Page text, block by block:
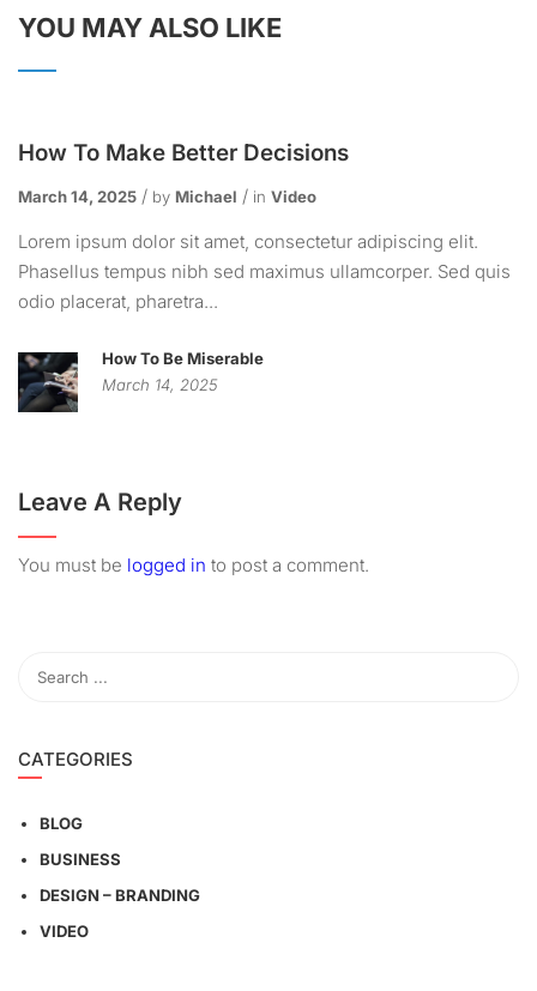
YOU MAY ALSO LIKE
How To Make Better Decisions
March 14, 2025 by Michael in Video
Lorem ipsum dolor sit amet, consectetur adipiscing elit.
Phasellus tempus nibh sed maximus ullamcorper. Sed quis
odio placerat, pharetra...
How To Be Miserable
March 14, 2025
Leave A Reply
You must be logged in to post a comment.
CATEGORIES
BLOG
BUSINESS
DESIGN – BRANDING
VIDEO